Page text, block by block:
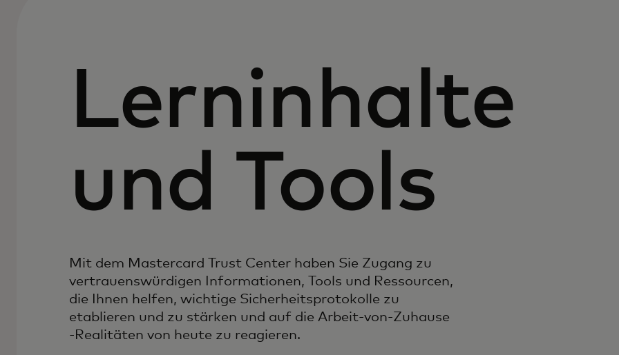
Lerninhalte
und Tools
Mit dem Mastercard Trust Center haben Sie Zugang zu
vertrauenswürdigen Informationen, Tools und Ressourcen,
die Ihnen helfen, wichtige Sicherheitsprotokolle zu
etablieren und zu stärken und auf die Arbeit-von-Zuhause
-Realitäten von heute zu reagieren.